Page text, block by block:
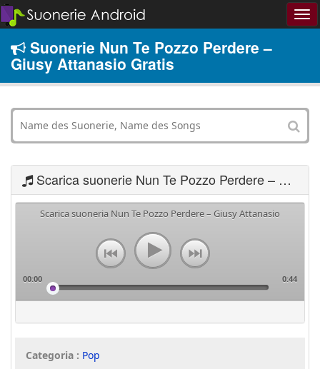
Suonerie Nun Te Pozzo Perdere –
Giusy Attanasio Gratis
Scarica suonerie Nun Te Pozzo Perdere – Giusy Attanasio
Scarica suoneria Nun Te Pozzo Perdere – Giusy Attanasio
00:00 0:44
Categoria : Pop